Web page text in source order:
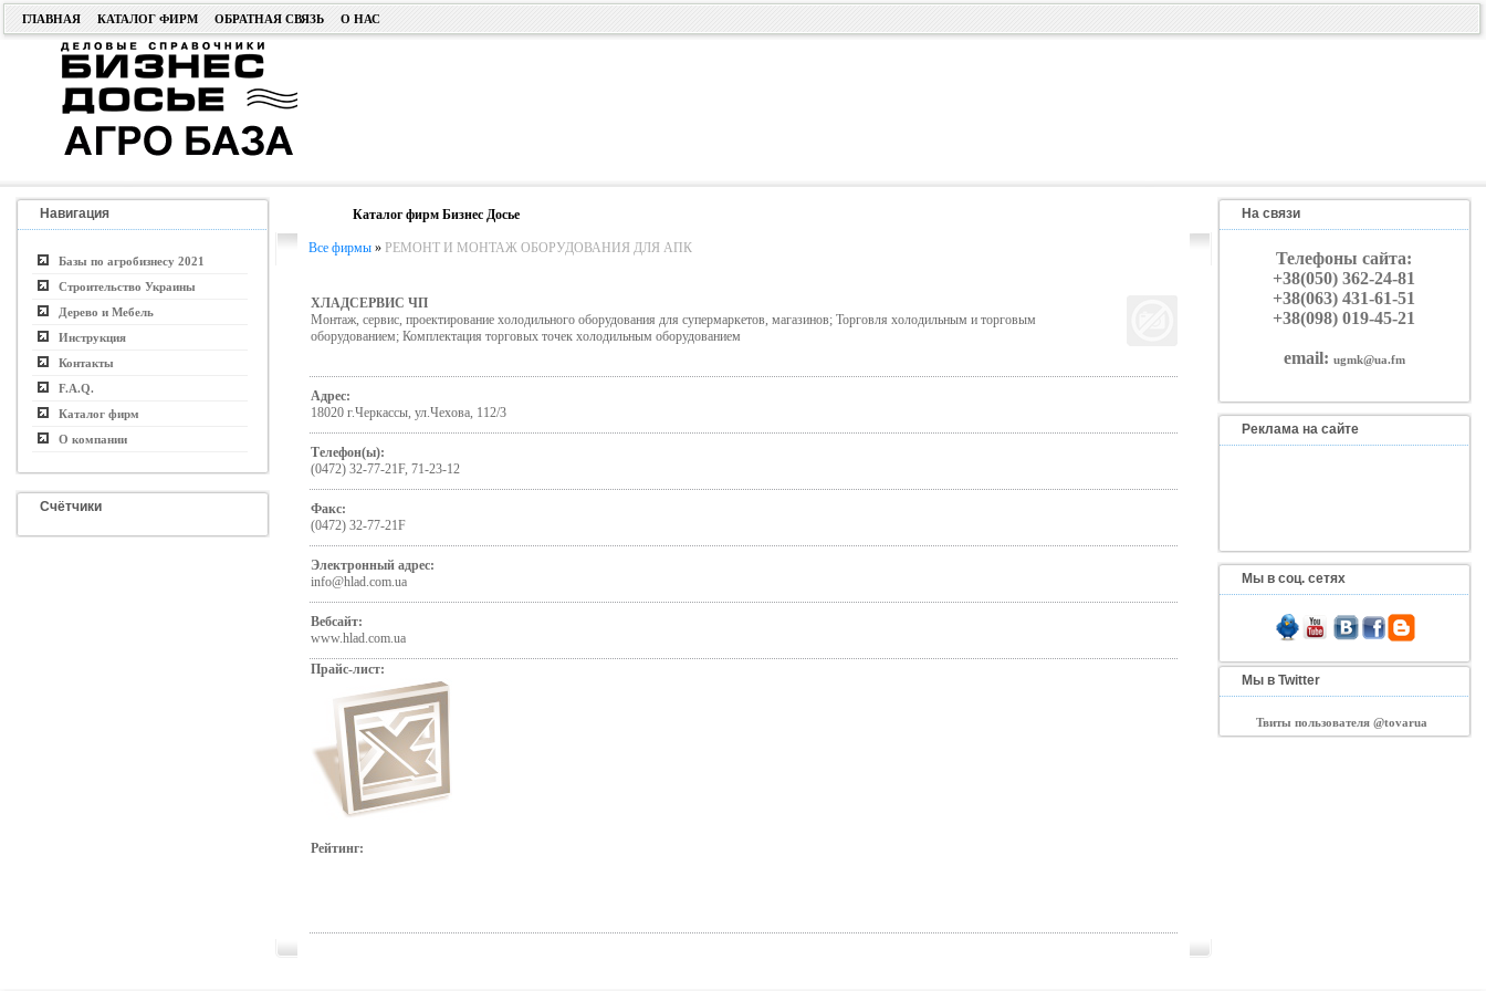
ГЛАВНАЯ КАТАЛОГ ФИРМ ОБРАТНАЯ СВЯЗЬ О НАС
Навигация
Базы по агробизнесу 2021
Строительство Украины
Дерево и Мебель
Инструкция
Контакты
F.A.Q.
Каталог фирм
О компании
Счётчики
Каталог фирм Бизнес Досье
Все фирмы» РЕМОНТ И МОНТАЖ ОБОРУДОВАНИЯ ДЛЯ АПК
ХЛАДСЕРВИС ЧП
Монтаж, сервис, проектирование холодильного оборудования для супермаркетов, магазинов; Торговля холодильным и торговым
оборудованием; Комплектация торговых точек холодильным оборудованием
Адрес:
18020 г.Черкассы, ул.Чехова, 112/3
Телефон(ы):
(0472) 32-77-21F, 71-23-12
Факс:
(0472) 32-77-21F
Электронный адрес:
info@hlad.com.ua
Вебсайт:
www.hlad.com.ua
Прайс-лист:
Рейтинг:
На связи
Телефоны сайта:
+38(050) 362-24-81
+38(063) 431-61-51
+38(098) 019-45-21
email: ugmk@ua.fm
Реклама на сайте
Мы в соц. сетях
Мы в Twitter
Твиты пользователя @tovarua